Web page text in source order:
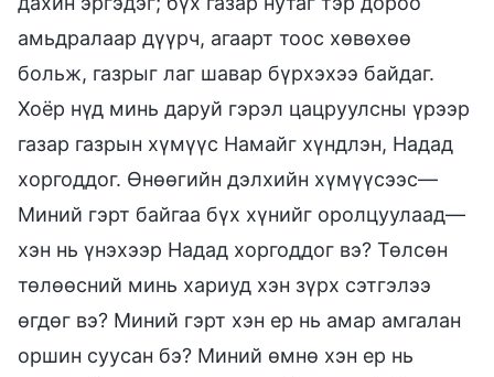
амьдралаар дүүрч, агаарт тоос хөвөхөө
больж, газрыг лаг шавар бүрхэхээ байдаг.
Хоёр нүд минь даруй гэрэл цацруулсны үрээр
газар газрын хүмүүс Намайг хүндлэн, Надад
хоргоддог. Өнөөгийн дэлхийн хүмүүсээс—
Миний гэрт байгаа бүх хүнийг оролцуулаад—
хэн нь үнэхээр Надад хоргоддог вэ? Төлсөн
төлөөсний минь хариуд хэн зүрх сэтгэлээ
өгдөг вэ? Миний гэрт хэн ер нь амар амгалан
оршин суусан бэ? Миний өмнө хэн ер нь